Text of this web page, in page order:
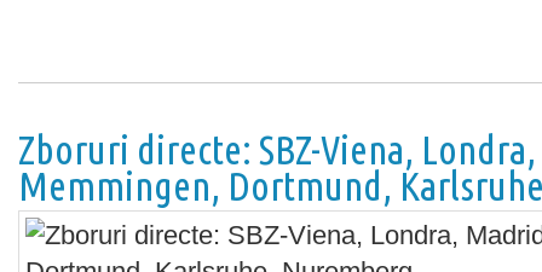
Zboruri directe: SBZ-Viena,
Memmingen, Dortmund,